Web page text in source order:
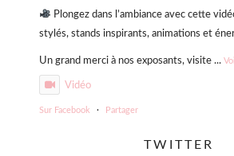
Plongez dans l’ambiance avec cette
stylés, stands inspirants, animations et
Un grand merci à nos exposants, visite ...
Vidéo
Sur Facebook · Partager
TWITTER